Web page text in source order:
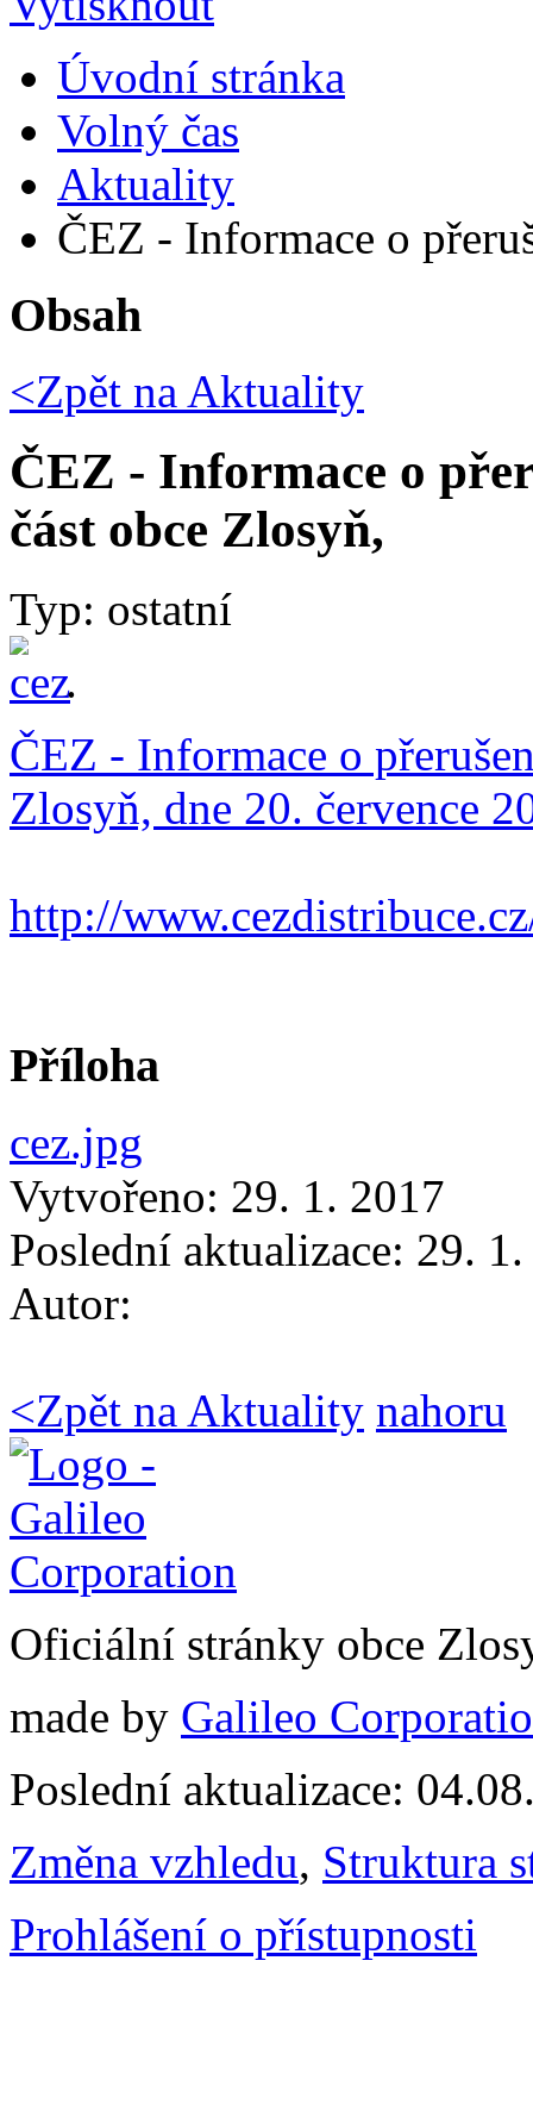
Úvodní stránka
Volný čas
Aktuality
ČEZ - Informace o
Obsah
<Zpět na Aktuality
ČEZ - Informace o
část obce Zlosyň,
Typ: ostatní
.
ČEZ - Informace o
Zlosyň, dne 20. července
http://
Příloha
cez.jpg
Vytvořeno: 29. 1. 2017
Poslední aktualizace: 29.
Autor:
<Zpět na Aktuality nahoru
Oficiální stránky obce
made by Galileo
Poslední aktualizace:
Změna vzhledu, Struktura
Prohlášení o přístupnosti